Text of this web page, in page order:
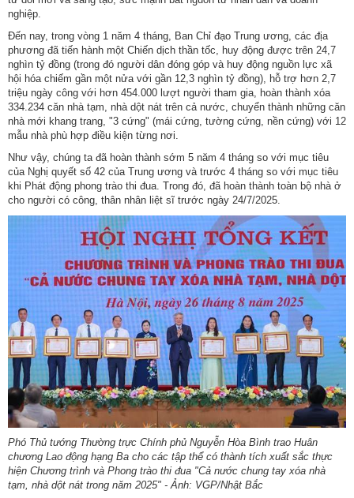
nghiệp.
Đến nay, trong vòng 1 năm 4 tháng, Ban Chỉ đạo Trung ương, các địa
phương đã tiến hành một Chiến dịch thần tốc, huy động được trên 24,7
nghìn tỷ đồng (trong đó người dân đóng góp và huy động nguồn lực xã
hội hóa chiếm gần một nửa với gần 12,3 nghìn tỷ đồng), hỗ trợ hơn 2,7
triệu ngày công với hơn 454.000 lượt người tham gia, hoàn thành xóa
334.234 căn nhà tạm, nhà dột nát trên cả nước, chuyển thành những căn
nhà mới khang trang, "3 cứng" (mái cứng, tường cứng, nền cứng) với 12
mẫu nhà phù hợp điều kiện từng nơi.
Như vậy, chúng ta đã hoàn thành sớm 5 năm 4 tháng so với mục tiêu
của Nghị quyết số 42 của Trung ương và trước 4 tháng so với mục tiêu
khi Phát động phong trào thi đua. Trong đó, đã hoàn thành toàn bộ nhà ở
cho người có công, thân nhân liệt sĩ trước ngày 24/7/2025.
Phó Thủ tướng Thường trực Chính phủ Nguyễn Hòa Bình trao Huân
chương Lao động hạng Ba cho các tập thể có thành tích xuất sắc thực
hiện Chương trình và Phong trào thi đua "Cả nước chung tay xóa nhà
tạm, nhà dột nát trong năm 2025" - Ảnh: VGP/Nhật Bắc